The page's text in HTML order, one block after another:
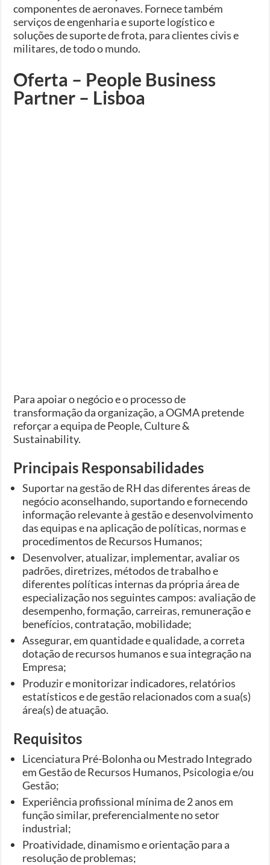
componentes de aeronaves. Fornece também
serviços de engenharia e suporte logístico e
soluções de suporte de frota, para clientes civis e
militares, de todo o mundo.
Oferta – People Business
Partner – Lisboa
Para apoiar o negócio e o processo de
transformação da organização, a OGMA pretende
reforçar a equipa de People, Culture &
Sustainability.
Principais Responsabilidades
Suportar na gestão de RH das diferentes áreas de
negócio aconselhando, suportando e fornecendo
informação relevante à gestão e desenvolvimento
das equipas e na aplicação de políticas, normas e
procedimentos de Recursos Humanos;
Desenvolver, atualizar, implementar, avaliar os
padrões, diretrizes, métodos de trabalho e
diferentes políticas internas da própria área de
especialização nos seguintes campos: avaliação de
desempenho, formação, carreiras, remuneração e
benefícios, contratação, mobilidade;
Assegurar, em quantidade e qualidade, a correta
dotação de recursos humanos e sua integração na
Empresa;
Produzir e monitorizar indicadores, relatórios
estatísticos e de gestão relacionados com a sua(s)
área(s) de atuação.
Requisitos
Licenciatura Pré-Bolonha ou Mestrado Integrado
em Gestão de Recursos Humanos, Psicologia e/ou
Gestão;
Experiência profissional mínima de 2 anos em
função similar, preferencialmente no setor
industrial;
Proatividade, dinamismo e orientação para a
resolução de problemas;